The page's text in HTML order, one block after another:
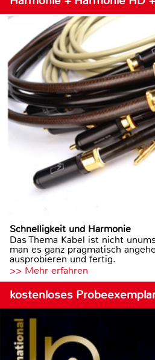
Schnelligkeit und Harmonie
Das Thema Kabel ist nicht
man es ganz pragmatisch
ausprobieren und fertig.
>> Mehr erfahren
kostenloses